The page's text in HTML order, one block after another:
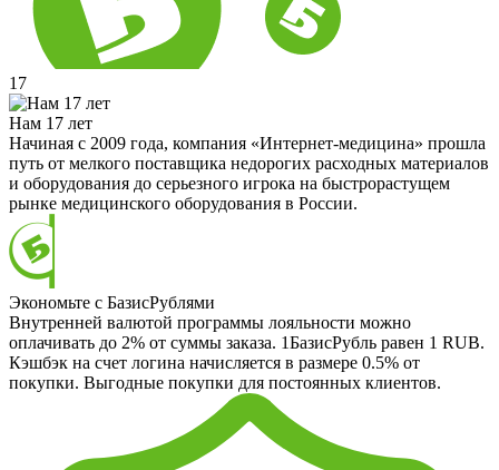
17
Нам 17 лет
Начиная с 2009 года, компания «Интернет-медицина» прошла
путь от мелкого поставщика недорогих расходных материалов
и оборудования до серьезного игрока на быстрорастущем
рынке медицинского оборудования в России.
Экономьте с БазисРублями
Внутренней валютой программы лояльности можно
оплачивать до 2% от суммы заказа. 1БазисРубль равен 1 RUB.
Кэшбэк на счет логина начисляется в размере 0.5% от
покупки. Выгодные покупки для постоянных клиентов.